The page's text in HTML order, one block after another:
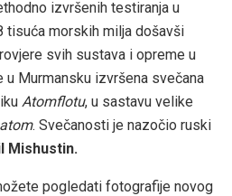
izvršenih testiranja u
tisuća morskih milja došavši
svih sustava i opreme u
u Murmansku izvršena svečana
Atomflotu, u sastavu velike
. Svečanosti je nazočio ruski
Mishustin.
pogledati fotografije novog